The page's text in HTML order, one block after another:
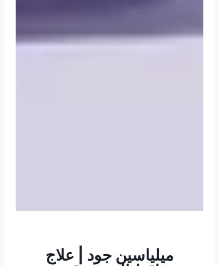
ميلياسين جود | علاج